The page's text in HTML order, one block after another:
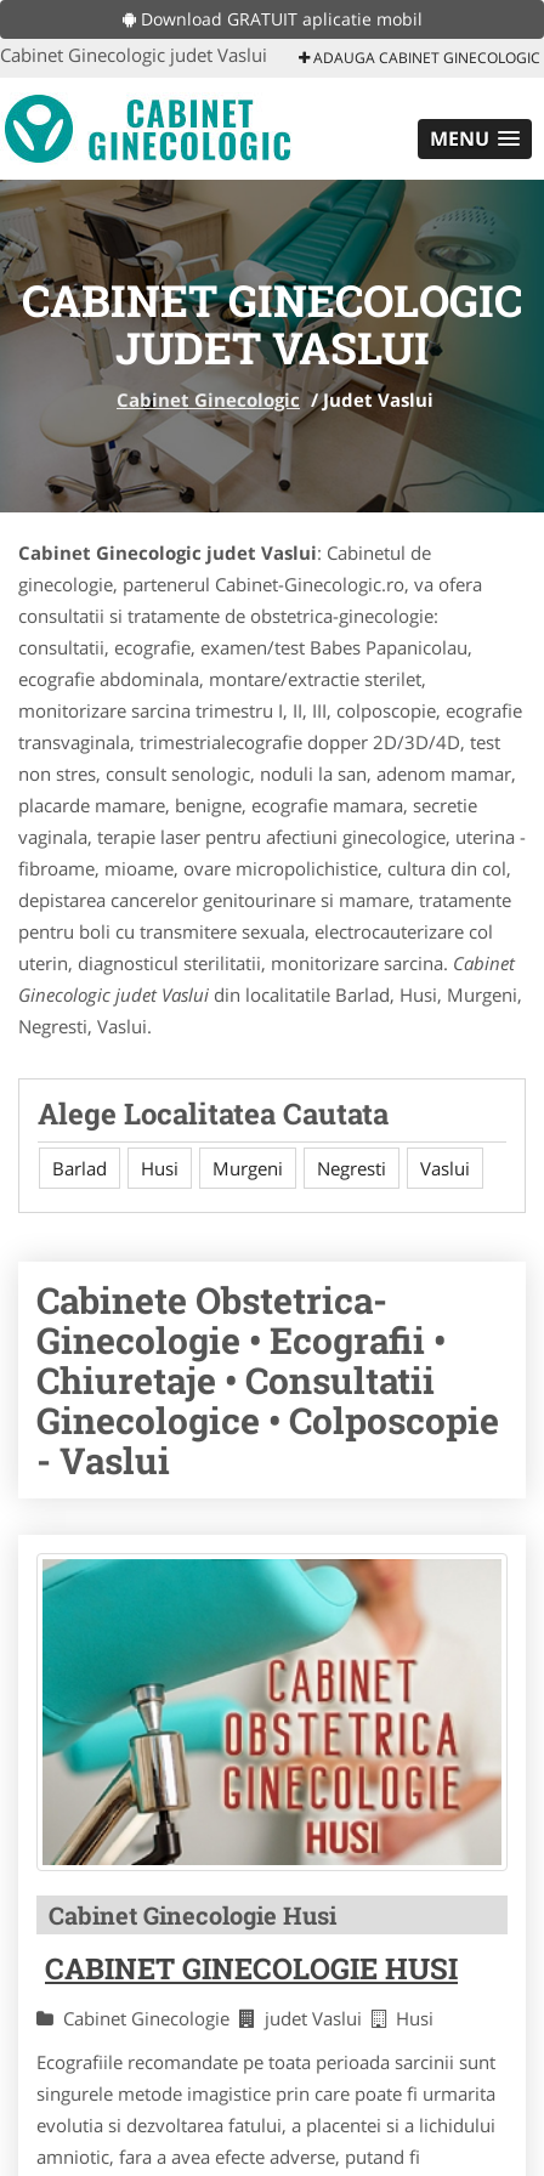
Download GRATUIT aplicatie mobil
Cabinet Ginecologic judet Vaslui ADAUGA CABINET GINECOLOGIC
MENU
CABINET GINECOLOGIC
JUDET VASLUI
Cabinet Ginecologic /Judet Vaslui
Cabinet Ginecologic judet Vaslui: Cabinetul de
ginecologie, partenerul Cabinet-Ginecologic.ro, va ofera
consultatii si tratamente de obstetrica-ginecologie:
consultatii, ecografie, examen/test Babes Papanicolau,
ecografie abdominala, montare/extractie sterilet,
monitorizare sarcina trimestru I, II, III, colposcopie, ecografie
transvaginala, trimestrialecografie dopper 2D/3D/4D, test
non stres, consult senologic, noduli la san, adenom mamar,
placarde mamare, benigne, ecografie mamara, secretie
vaginala, terapie laser pentru afectiuni ginecologice, uterina -
fibroame, mioame, ovare micropolichistice, cultura din col,
depistarea cancerelor genitourinare si mamare, tratamente
pentru boli cu transmitere sexuala, electrocauterizare col
uterin, diagnosticul sterilitatii, monitorizare sarcina. Cabinet
Ginecologic judet Vaslui din localitatile Barlad, Husi, Murgeni,
Negresti, Vaslui.
Alege Localitatea Cautata
Barlad Husi Murgeni Negresti Vaslui
Cabinete Obstetrica-
Ginecologie • Ecografii •
Chiuretaje • Consultatii
Ginecologice • Colposcopie
- Vaslui
Cabinet Ginecologie Husi
CABINET GINECOLOGIE HUSI
Cabinet Ginecologie judet Vaslui
Husi
Ecografiile recomandate pe toata perioada sarcinii sunt
singurele metode imagistice prin care poate fi urmarita
evolutia si dezvoltarea fatului, a placentei si a lichidului
amniotic, fara a avea efecte adverse, putand fi